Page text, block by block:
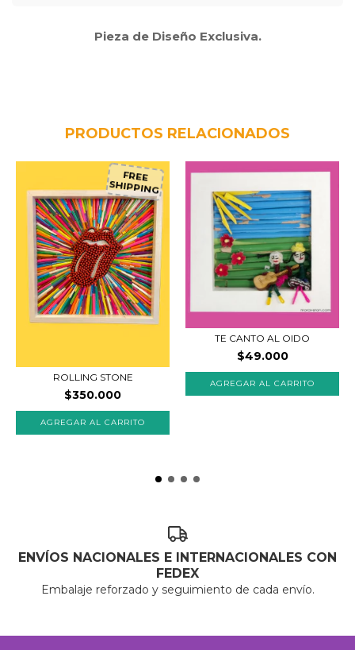
Pieza de Diseño Exclusiva.
PRODUCTOS RELACIONADOS
FREE
SHIPPING
ROLLING STONE
$350.000
TE CANTO AL OIDO
$49.000
ENVÍOS NACIONALES E INTERNACIONALES CON
FEDEX
Embalaje reforzado y seguimiento de cada envío.